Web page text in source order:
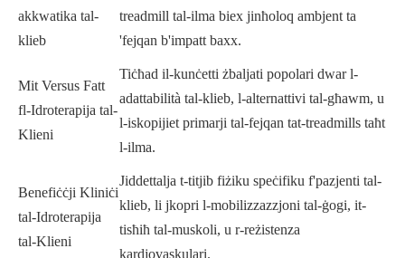
akkwatika tal-
klieb
treadmill tal-ilma biex jinħoloq ambjent ta
'fejqan b'impatt baxx.
Mit Versus Fatt
fl-Idroterapija tal-
Klieni
Tiċħad il-kunċetti żbaljati popolari dwar l-
adattabilità tal-klieb, l-alternattivi tal-għawm, u
l-iskopijiet primarji tal-fejqan tat-treadmills taħt
l-ilma.
Benefiċċji Kliniċi
tal-Idroterapija
tal-Klieni
Jiddettalja t-titjib fiżiku speċifiku f'pazjenti tal-
klieb, li jkopri l-mobilizzazzjoni tal-ġogi, it-
tisħiħ tal-muskoli, u r-reżistenza
kardjovaskulari.